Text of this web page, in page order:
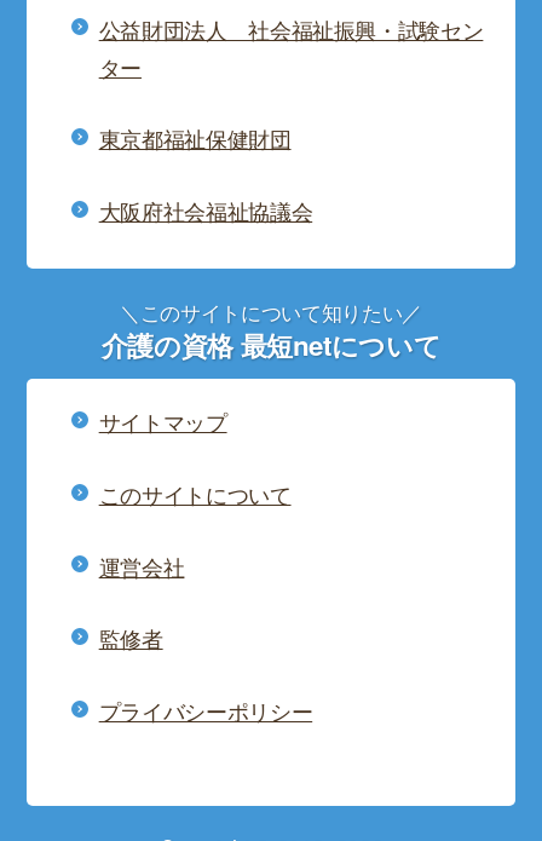
公益財団法人 社会福祉振興・試験セン
ター
東京都福祉保健財団
大阪府社会福祉協議会
＼このサイトについて知りたい／
介護の資格 最短netについて
サイトマップ
このサイトについて
運営会社
監修者
プライバシーポリシー